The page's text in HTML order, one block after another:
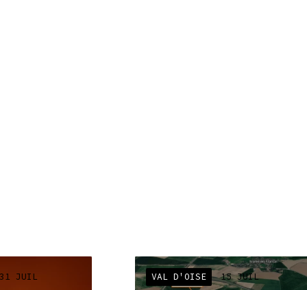
31 JUIL VAL D'OISE 15 JUIL